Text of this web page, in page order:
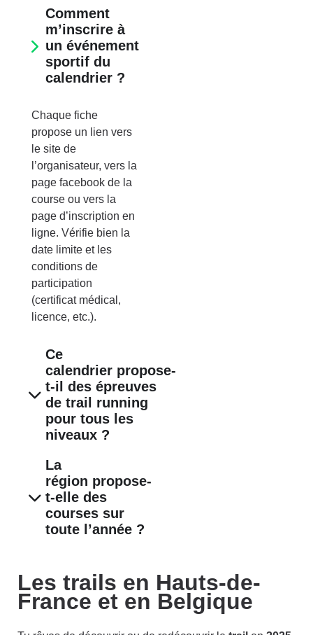
Comment
m’inscrire à
un événement
sportif du
calendrier ?
Chaque fiche
propose un lien vers
le site de
l’organisateur, vers la
page facebook de la
course ou vers la
page d’inscription en
ligne. Vérifie bien la
date limite et les
conditions de
participation
(certificat médical,
licence, etc.).
Ce
calendrier propose-
t-il des épreuves
de trail running
pour tous les
niveaux ?
La
région propose-
t-elle des
courses sur
toute l’année ?
Les trails en Hauts-de-
France et en Belgique